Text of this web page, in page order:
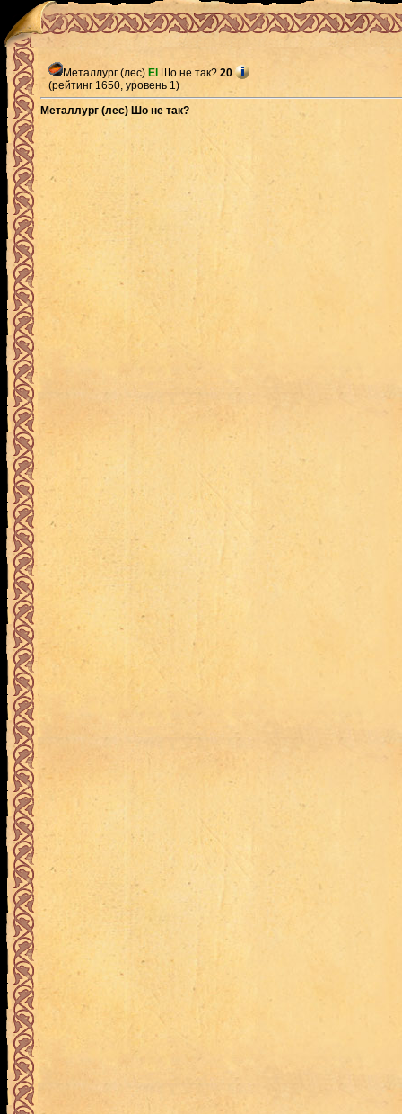
Металлург (лес) El Шо не так? 20
(рейтинг 1650, уровень 1)
Металлург (лес) Шо не так?